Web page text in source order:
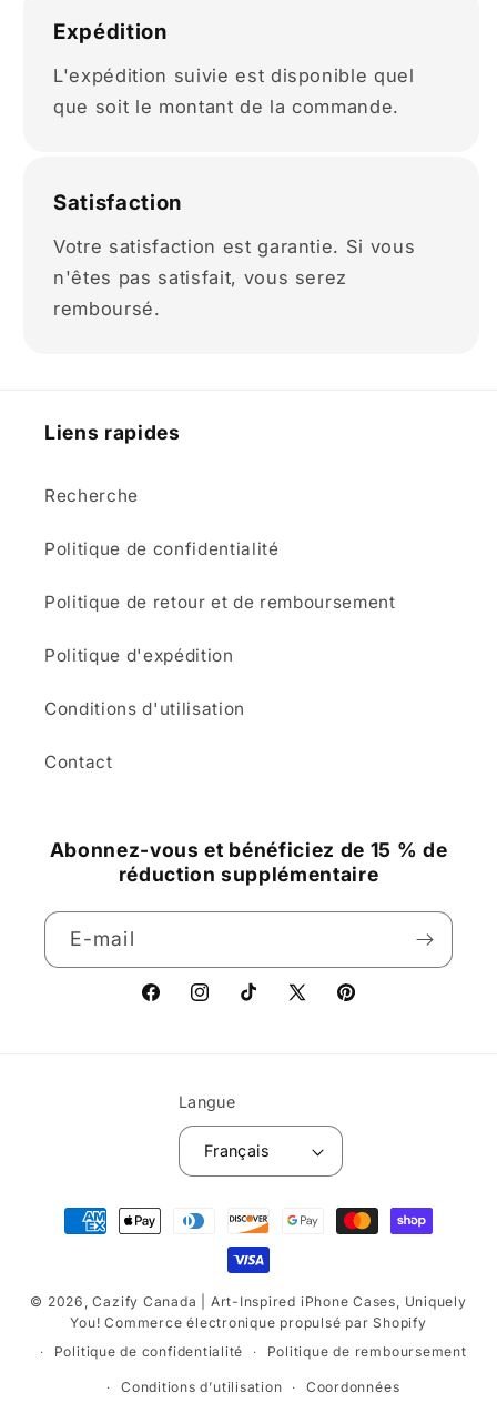
Expédition
L'expédition suivie est disponible quel
que soit le montant de la commande.
Satisfaction
Votre satisfaction est garantie. Si vous
n'êtes pas satisfait, vous serez
remboursé.
Liens rapides
Recherche
Politique de confidentialité
Politique de retour et de remboursement
Politique d'expédition
Conditions d'utilisation
Contact
Abonnez-vous et bénéficiez de 15 % de
réduction supplémentaire
E-mail
FacebookInstagramTikTokX
Pinterest
Langue
Français
Moyens
de
© 2026,Cazify Canada | Art-Inspired iPhone Cases, Uniquely
You! Commerce électronique propulsé par Shopify
Politique de confidentialité
Politique de remboursement
Conditions d’utilisation Coordonnées